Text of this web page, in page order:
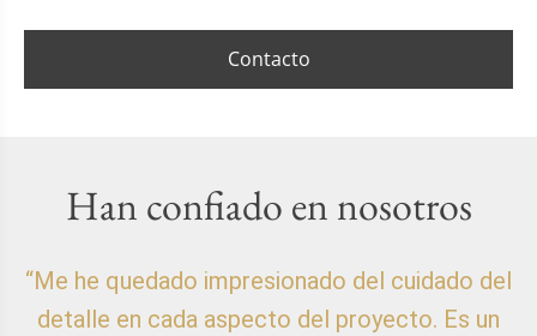
Contacto
Han confiado en nosotros
“Me he quedado impresionado del cuidado del
detalle en cada aspecto del proyecto. Es un